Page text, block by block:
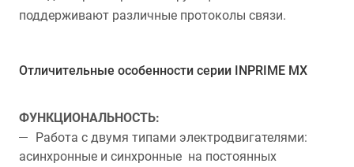
поддерживают различные протоколы связи.
Отличительные особенности серии INPRIME MX
ФУНКЦИОНАЛЬНОСТЬ:
Работа с двумя типами электродвигателями:
асинхронные и синхронные на постоянных